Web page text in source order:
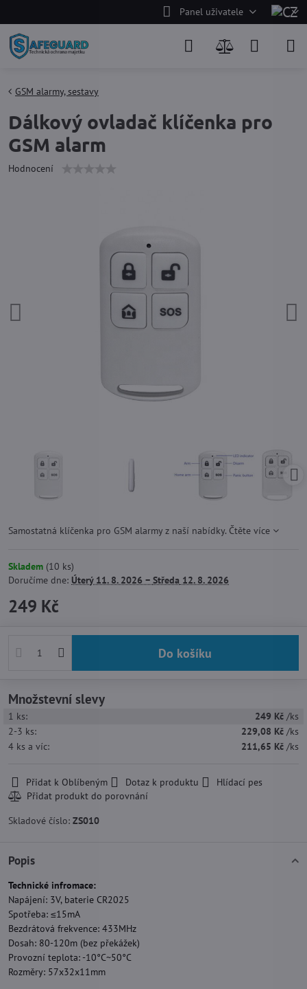
Panel uživatele
GSM alarmy, sestavy
Dálkový ovladač klíčenka pro
GSM alarm
Hodnocení
Samostatná klíčenka pro GSM alarmy z naší nabídky. Čtěte více
Skladem (10 ks)
Doručíme dne: Úterý11. 8. 2026 − Středa 12. 8. 2026
249 Kč
Do košíku
Množstevní slevy
1 ks: 249 Kč /ks
2-3 ks: 229,08 Kč /ks
4 ks a víc: 211,65 Kč /ks
Přidat k Oblíbeným Dotaz k produktu Hlídací pes
Skladové číslo: ZS010
Popis
Technické infromace:
Napájení: 3V, baterie CR2025
Spotřeba: ≤15mA
Bezdrátová frekvence: 433MHz
Dosah: 80-120m (bez překážek)
Provozní teplota: -10°C~50°C
Rozměry: 57x32x11mm